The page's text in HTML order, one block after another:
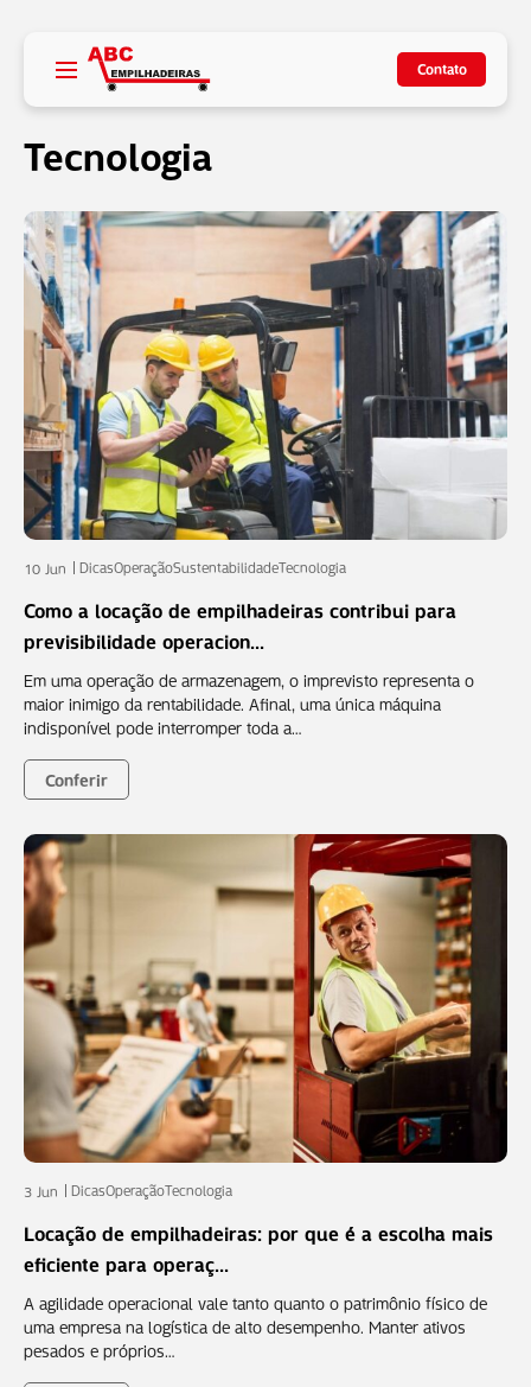
Contato
Tecnologia
10 Jun DicasOperaçãoSustentabilidadeTecnologia
Como a locação de empilhadeiras contribui para
previsibilidade operacion...
Em uma operação de armazenagem, o imprevisto representa o
maior inimigo da rentabilidade. Afinal, uma única máquina
indisponível pode interromper toda a…
Conferir
3 Jun DicasOperaçãoTecnologia
Locação de empilhadeiras: por que é a escolha mais
eficiente para operaç...
A agilidade operacional vale tanto quanto o patrimônio físico de
uma empresa na logística de alto desempenho. Manter ativos
pesados e próprios…